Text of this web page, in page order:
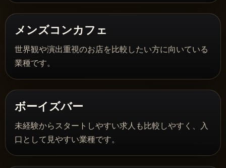
メンズコンカフェ
世界観や演出重視のお店を比較したい方に向いている
業種です。
ボーイズバー
未経験からスタートしやすい求人も比較しやすく、入
口として見やすい業種です。